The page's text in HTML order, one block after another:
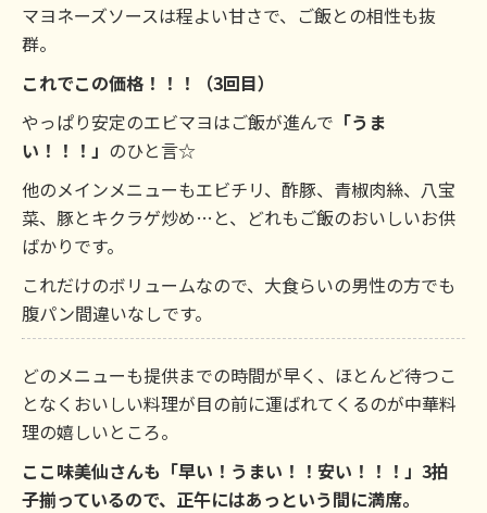
マヨネーズソースは程よい甘さで、ご飯との相性も抜
群。
これでこの価格！！！（3回目）
やっぱり安定のエビマヨはご飯が進んで 「うま
い！！！」 のひと言☆
他のメインメニューもエビチリ、酢豚、青椒肉絲、八宝
菜、豚とキクラゲ炒め…と、どれもご飯のおいしいお供
ばかりです。
これだけのボリュームなので、大食らいの男性の方でも
腹パン間違いなしです。
どのメニューも提供までの時間が早く、ほとんど待つこ
となくおいしい料理が目の前に運ばれてくるのが中華料
理の嬉しいところ。
ここ味美仙さんも「早い！うまい！！安い！！！」3拍
子揃っているので、正午にはあっという間に満席。